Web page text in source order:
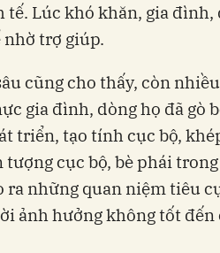
Lúc khó khăn, gia đình,
trợ giúp.
cũng cho thấy, còn
gia đình, dòng họ đã gò
triển, tạo tính cục bộ,
cục bộ, bè phái
ra những quan niệm tiêu
ảnh hưởng không tốt đến